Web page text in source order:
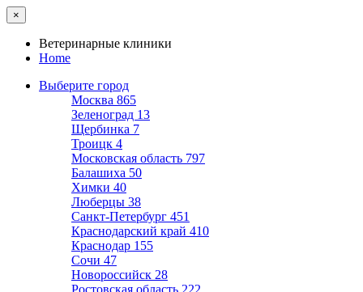
×
Ветеринарные клиники
Home
Выберите город
Москва 865
Зеленоград 13
Щербинка 7
Троицк 4
Московская область 797
Балашиха 50
Химки 40
Люберцы 38
Санкт-Петербург 451
Краснодарский край 410
Краснодар 155
Сочи 47
Новороссийск 28
Ростовская область 222